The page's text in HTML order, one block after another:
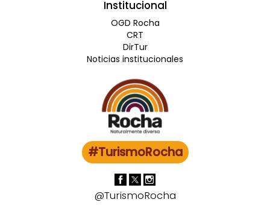
Institucional
OGD Rocha
CRT
DirTur
Noticias institucionales
#TurismoRocha
@TurismoRocha